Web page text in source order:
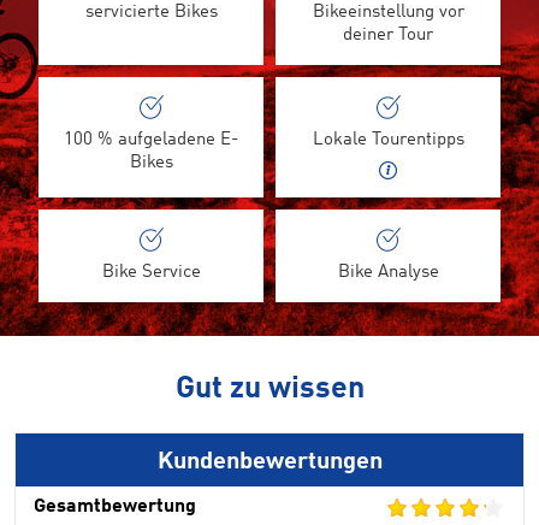
servicierte Bikes
Bikeeinstellung vor
deiner Tour
100 % aufgeladene E-
Bikes
Lokale Tourentipps
Bike Service Bike Analyse
Gut zu wissen
Kundenbewertungen
Gesamtbewertung